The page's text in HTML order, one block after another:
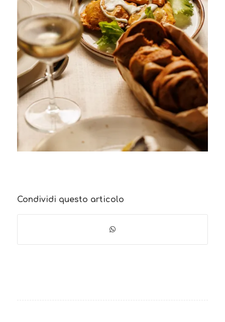
Condividi questo articolo